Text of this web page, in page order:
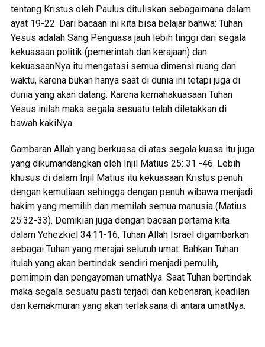
tentang Kristus oleh Paulus dituliskan sebagaimana dalam
ayat 19-22. Dari bacaan ini kita bisa belajar bahwa: Tuhan
Yesus adalah Sang Penguasa jauh lebih tinggi dari segala
kekuasaan politik (pemerintah dan kerajaan) dan
kekuasaanNya itu mengatasi semua dimensi ruang dan
waktu, karena bukan hanya saat di dunia ini tetapi juga di
dunia yang akan datang. Karena kemahakuasaan Tuhan
Yesus inilah maka segala sesuatu telah diletakkan di
bawah kakiNya.
Gambaran Allah yang berkuasa di atas segala kuasa itu juga
yang dikumandangkan oleh Injil Matius 25: 31 -46. Lebih
khusus di dalam Injil Matius itu kekuasaan Kristus penuh
dengan kemuliaan sehingga dengan penuh wibawa menjadi
hakim yang memilih dan memilah semua manusia (Matius
25:32-33). Demikian juga dengan bacaan pertama kita
dalam Yehezkiel 34:11-16, Tuhan Allah Israel digambarkan
sebagai Tuhan yang merajai seluruh umat. Bahkan Tuhan
itulah yang akan bertindak sendiri menjadi pemulih,
pemimpin dan pengayoman umatNya. Saat Tuhan bertindak
maka segala sesuatu pasti terjadi dan kebenaran, keadilan
dan kemakmuran yang akan terlaksana di antara umatNya.